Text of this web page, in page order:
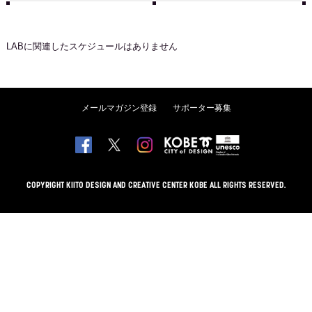
LABに関連したスケジュールはありません
メールマガジン登録 サポーター募集
COPYRIGHT KIITO DESIGN AND CREATIVE CENTER KOBE ALL RIGHTS RESERVED.